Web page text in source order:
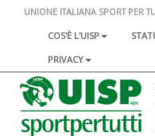
UNIONE ITALIANA SPORT PER
COS'È L'UISP
PRIVACY